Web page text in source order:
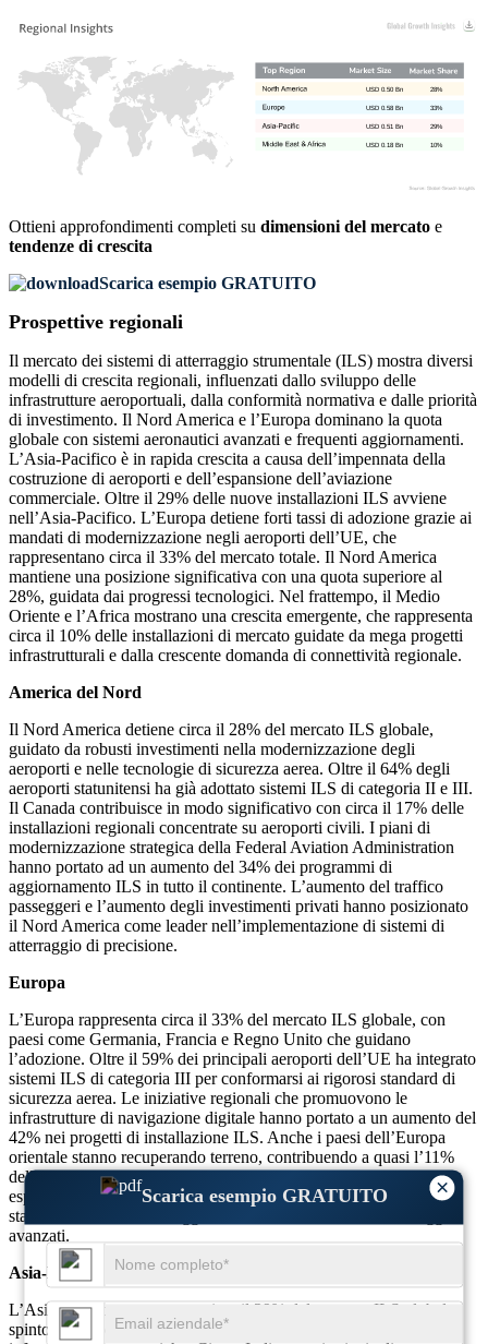
×
Scarica esempio GRATUITO
10%
USD 0.18 Bn
29%
USD 0.51 Bn
33%
USD 0.58 Bn
28%
USD 0.50 Bn
Ottieni approfondimenti completi su dimensioni del mercato e
tendenze di crescita
Scarica esempio GRATUITO
Prospettive regionali
Il mercato dei sistemi di atterraggio strumentale (ILS) mostra diversi
modelli di crescita regionali, influenzati dallo sviluppo delle
infrastrutture aeroportuali, dalla conformità normativa e dalle priorità
di investimento. Il Nord America e l’Europa dominano la quota
globale con sistemi aeronautici avanzati e frequenti aggiornamenti.
L’Asia-Pacifico è in rapida crescita a causa dell’impennata della
costruzione di aeroporti e dell’espansione dell’aviazione
commerciale. Oltre il 29% delle nuove installazioni ILS avviene
nell’Asia-Pacifico. L’Europa detiene forti tassi di adozione grazie ai
mandati di modernizzazione negli aeroporti dell’UE, che
rappresentano circa il 33% del mercato totale. Il Nord America
mantiene una posizione significativa con una quota superiore al
28%, guidata dai progressi tecnologici. Nel frattempo, il Medio
Oriente e l’Africa mostrano una crescita emergente, che rappresenta
circa il 10% delle installazioni di mercato guidate da mega progetti
infrastrutturali e dalla crescente domanda di connettività regionale.
America del Nord
Il Nord America detiene circa il 28% del mercato ILS globale,
guidato da robusti investimenti nella modernizzazione degli
aeroporti e nelle tecnologie di sicurezza aerea. Oltre il 64% degli
aeroporti statunitensi ha già adottato sistemi ILS di categoria II e III.
Il Canada contribuisce in modo significativo con circa il 17% delle
installazioni regionali concentrate su aeroporti civili. I piani di
modernizzazione strategica della Federal Aviation Administration
hanno portato ad un aumento del 34% dei programmi di
aggiornamento ILS in tutto il continente. L’aumento del traffico
passeggeri e l’aumento degli investimenti privati ​​hanno posizionato
il Nord America come leader nell’implementazione di sistemi di
atterraggio di precisione.
Europa
L’Europa rappresenta circa il 33% del mercato ILS globale, con
paesi come Germania, Francia e Regno Unito che guidano
l’adozione. Oltre il 59% dei principali aeroporti dell’UE ha integrato
sistemi ILS di categoria III per conformarsi ai rigorosi standard di
sicurezza aerea. Le iniziative regionali che promuovono le
infrastrutture di navigazione digitale hanno portato a un aumento del
42% nei progetti di installazione ILS. Anche i paesi dell’Europa
orientale stanno recuperando terreno, contribuendo a quasi l’11%
dell’implementazione totale dell’ILS in Europa. Gli sforzi di
espansione degli aeroporti sostenuti dal governo in tutta Europa
stanno favorendo una maggiore domanda di sistemi di atterraggio
avanzati.
Asia-Pacifico
L’Asia-Pacifico rappresenta circa il 29% del mercato ILS globale,
spinto dalla forte crescita del traffico aereo e dall’espansione delle